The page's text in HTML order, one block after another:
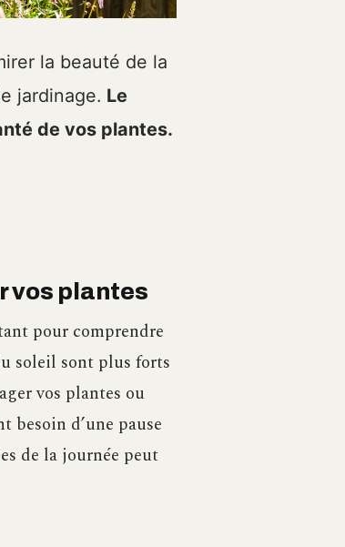
la beauté de la
jardinage. Le
de vos plantes.
vos plantes
pour comprendre
soleil sont plus forts
vos plantes ou
besoin d’une pause
de la journée peut